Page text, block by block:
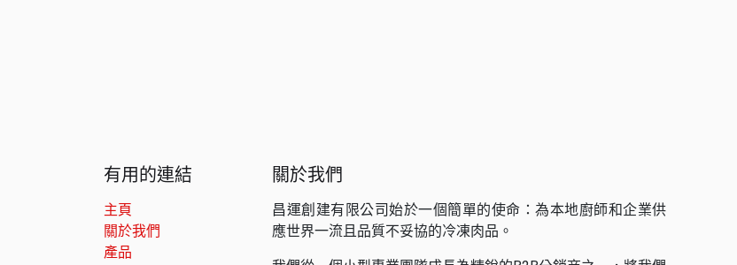
有用的連結
主頁
關於我們
產品
關於我們
昌運創建有限公司始於一個簡單的使命：為本地廚師和企業供
應世界一流且品質不妥協的冷凍肉品。